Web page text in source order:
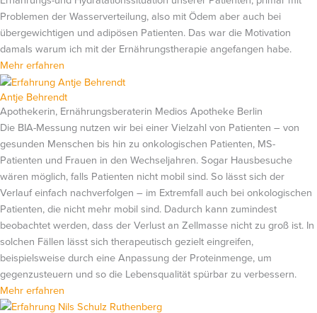
Problemen der Wasserverteilung, also mit Ödem aber auch bei
übergewichtigen und adipösen Patienten. Das war die Motivation
damals warum ich mit der Ernährungstherapie angefangen habe.
Mehr erfahren
Antje Behrendt
Apothekerin, Ernährungsberaterin Medios Apotheke Berlin
Die BIA-Messung nutzen wir bei einer Vielzahl von Patienten – von
gesunden Menschen bis hin zu onkologischen Patienten, MS-
Patienten und Frauen in den Wechseljahren. Sogar Hausbesuche
wären möglich, falls Patienten nicht mobil sind. So lässt sich der
Verlauf einfach nachverfolgen – im Extremfall auch bei onkologischen
Patienten, die nicht mehr mobil sind. Dadurch kann zumindest
beobachtet werden, dass der Verlust an Zellmasse nicht zu groß ist. In
solchen Fällen lässt sich therapeutisch gezielt eingreifen,
beispielsweise durch eine Anpassung der Proteinmenge, um
gegenzusteuern und so die Lebensqualität spürbar zu verbessern.
Mehr erfahren